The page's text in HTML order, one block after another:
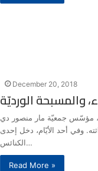
December 20, 2018
والمسبحة الورديّة
مؤسّس جمعيّة مار منصور دي
وفي أحد الأيّام، دخل إحدى
الكنائس…
Read More »